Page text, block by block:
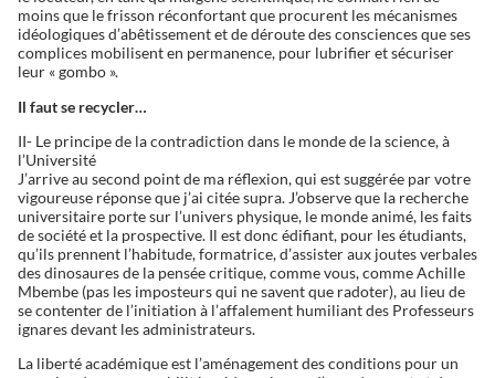
moins que le frisson réconfortant que procurent les mécanismes
idéologiques d’abêtissement et de déroute des consciences que ses
complices mobilisent en permanence, pour lubrifier et sécuriser
leur « gombo ».
Il faut se recycler…
II- Le principe de la contradiction dans le monde de la science, à
l’Université
J’arrive au second point de ma réflexion, qui est suggérée par votre
vigoureuse réponse que j’ai citée supra. J’observe que la recherche
universitaire porte sur l’univers physique, le monde animé, les faits
de société et la prospective. Il est donc édifiant, pour les étudiants,
qu’ils prennent l’habitude, formatrice, d’assister aux joutes verbales
des dinosaures de la pensée critique, comme vous, comme Achille
Mbembe (pas les imposteurs qui ne savent que radoter), au lieu de
se contenter de l’initiation à l’affalement humiliant des Professeurs
ignares devant les administrateurs.
La liberté académique est l’aménagement des conditions pour un